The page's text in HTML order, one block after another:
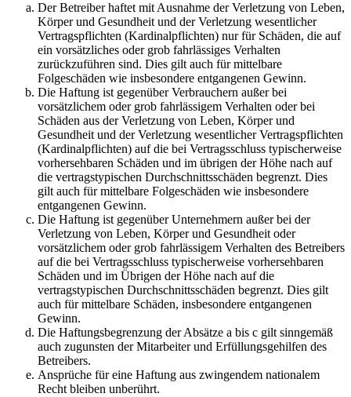
Der Betreiber haftet mit Ausnahme der Verletzung von Leben,
Körper und Gesundheit und der Verletzung wesentlicher
Vertragspflichten (Kardinalpflichten) nur für Schäden, die auf
ein vorsätzliches oder grob fahrlässiges Verhalten
zurückzuführen sind. Dies gilt auch für mittelbare
Folgeschäden wie insbesondere entgangenen Gewinn.
Die Haftung ist gegenüber Verbrauchern außer bei
vorsätzlichem oder grob fahrlässigem Verhalten oder bei
Schäden aus der Verletzung von Leben, Körper und
Gesundheit und der Verletzung wesentlicher Vertragspflichten
(Kardinalpflichten) auf die bei Vertragsschluss typischerweise
vorhersehbaren Schäden und im übrigen der Höhe nach auf
die vertragstypischen Durchschnittsschäden begrenzt. Dies
gilt auch für mittelbare Folgeschäden wie insbesondere
entgangenen Gewinn.
Die Haftung ist gegenüber Unternehmern außer bei der
Verletzung von Leben, Körper und Gesundheit oder
vorsätzlichem oder grob fahrlässigem Verhalten des Betreibers
auf die bei Vertragsschluss typischerweise vorhersehbaren
Schäden und im Übrigen der Höhe nach auf die
vertragstypischen Durchschnittsschäden begrenzt. Dies gilt
auch für mittelbare Schäden, insbesondere entgangenen
Gewinn.
Die Haftungsbegrenzung der Absätze a bis c gilt sinngemäß
auch zugunsten der Mitarbeiter und Erfüllungsgehilfen des
Betreibers.
Ansprüche für eine Haftung aus zwingendem nationalem
Recht bleiben unberührt.